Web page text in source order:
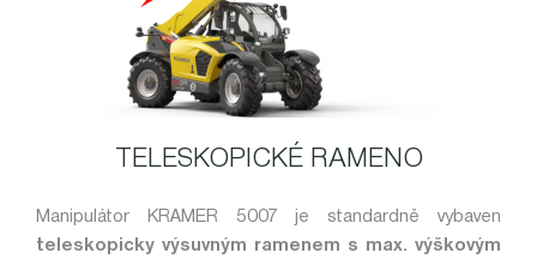
TELESKOPICKÉ RAMENO
Manipulátor KRAMER 5007 je standardně vybaven
teleskopicky výsuvným ramenem s max. výškovým